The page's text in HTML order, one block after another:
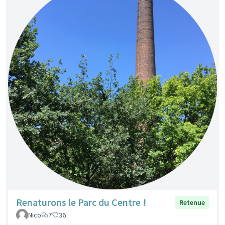
Renaturons le Parc du Centre !
Retenue
Nico
7 36